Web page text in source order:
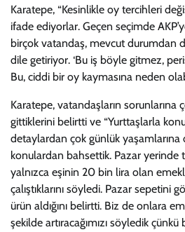
Karatepe, “Kesinlikle oy tercihleri
ifade ediyorlar. Geçen seçimde
birçok vatandaş, mevcut durumdan
dile getiriyor. ‘Bu iş böyle gitmez,
Bu, ciddi bir oy kaymasına neden
Karatepe, vatandaşların sorunlarına
gittiklerini belirtti ve “Yurttaşlarla
detaylardan çok günlük yaşamlarına
konulardan bahsettik. Pazar yerinde
yalnızca eşinin 20 bin lira olan
çalıştıklarını söyledi. Pazar sepetini
ürün aldığını belirtti. Biz de onlara
şekilde artıracağımızı söyledik